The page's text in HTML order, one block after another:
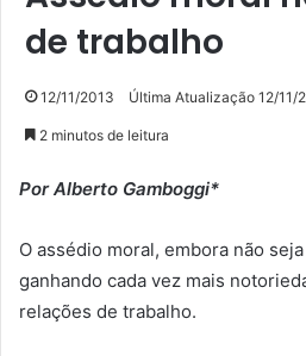
de trabalho
12/11/2013 Última Atualização 12/11/
2 minutos de leitura
Por Alberto Gamboggi*
O assédio moral, embora não
ganhando cada vez mais
relações de trabalho.